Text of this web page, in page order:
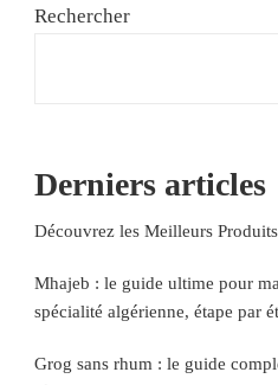
Rechercher
Derniers articles
Découvrez les Meilleurs
Mhajeb : le guide ultime pour
spécialité algérienne, étape par
Grog sans rhum : le guide